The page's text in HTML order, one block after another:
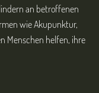
an betroffenen
wie Akupunktur,
Menschen helfen, ihre